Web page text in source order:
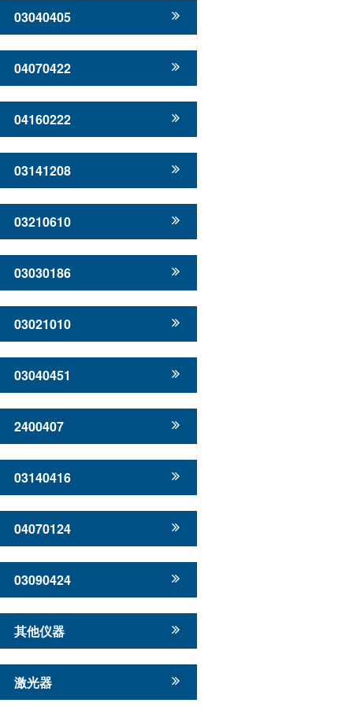
03040405
04070422
04160222
03141208
03210610
03030186
03021010
03040451
2400407
03140416
04070124
03090424
其他仪器
激光器